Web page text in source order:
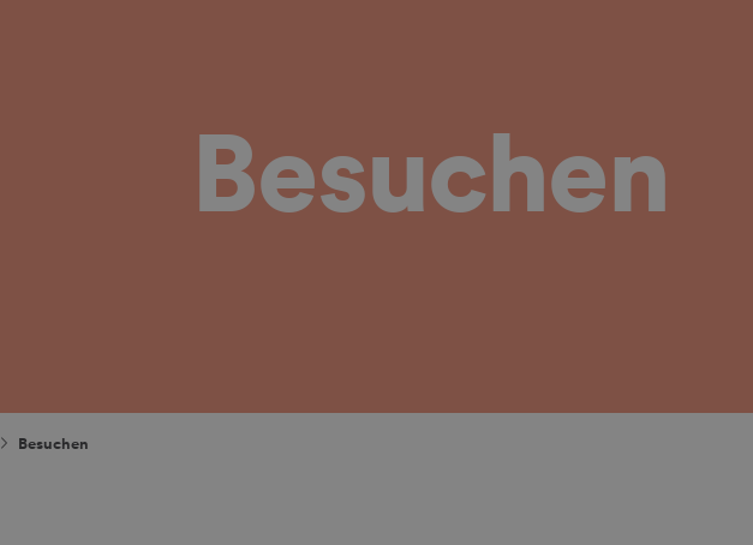
Besuchen
Besuchen